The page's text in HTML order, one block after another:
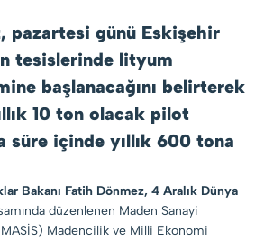
pazartesi günü Eskişehir
tesislerinde lityum
başlanacağını belirterek
10 ton olacak pilot
süre içinde yıllık 600 tona
Bakanı Fatih Dönmez, 4 Aralık Dünya
düzenlenen Maden Sanayi
Madencilik ve Milli Ekonomi